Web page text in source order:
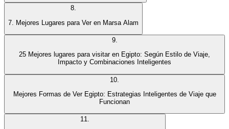
8.
7. Mejores Lugares para Ver en Marsa Alam
9.
25 Mejores lugares para visitar en Egipto: Según Estilo de Viaje,
Impacto y Combinaciones Inteligentes
10
Mejores Formas de Ver Egipto: Estrategias Inteligentes de Viaje que
Funcionan
11.